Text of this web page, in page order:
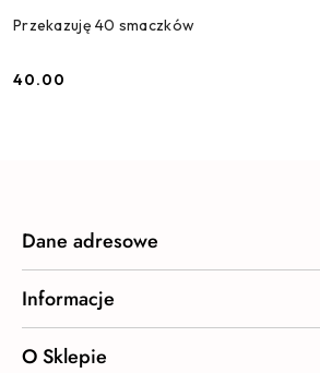
Przekazuję 40 smaczków
Cena:
40.00
Dane adresowe
Informacje
O Sklepie